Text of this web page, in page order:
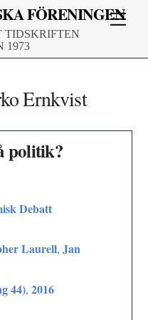
FÖRENINGEN
TIDSKRIFTEN
1973
Ernkvist
politik?
Debatt
Laurell,Jan
44),2016